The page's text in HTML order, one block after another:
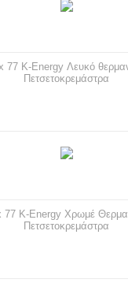
77 K-Energy Λευκό
Πετσετοκρεμάστρα
77 K-Energy Χρωμέ
Πετσετοκρεμάστρα